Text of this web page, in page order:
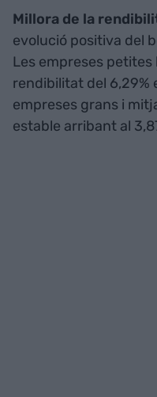
Millora de la
evolució positiva del
Les empreses
rendibilitat del 6,29%
empreses grans i
estable arribant al